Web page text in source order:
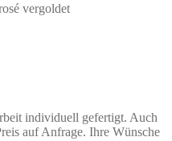
vergoldet
individuell gefertigt. Auch
auf Anfrage. Ihre Wünsche